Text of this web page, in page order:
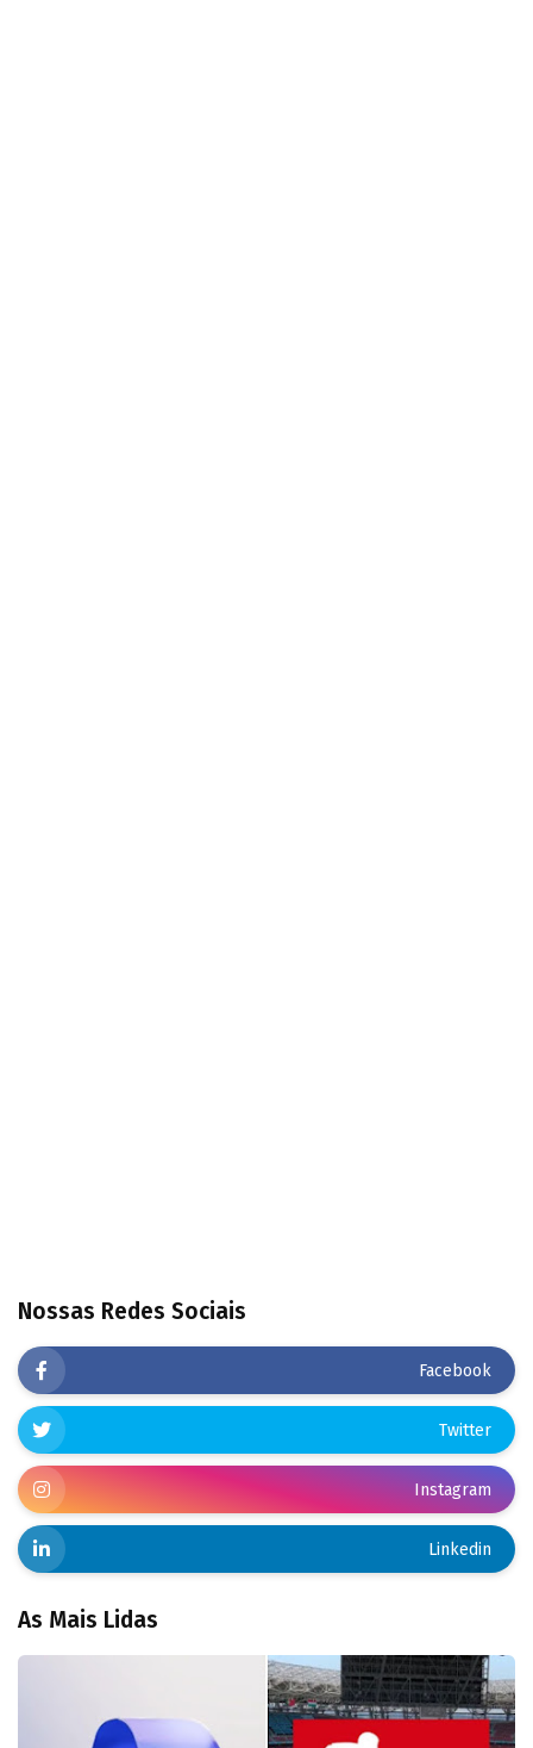
Nossas Redes Sociais
Facebook
Twitter
Instagram
Linkedin
As Mais Lidas